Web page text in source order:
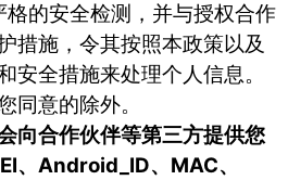
格的安全检测，并与授权合作
措施，令其按照本政策以及
安全措施来处理个人信息。
同意的除外。
向合作伙伴等第三方提供您
、Android_ID、MAC、